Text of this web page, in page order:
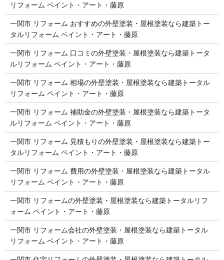
リフォーム ペイント・アート・藤原
一関市 リフォーム おすすめの外壁塗装・屋根塗装なら建築トー
タルリフォーム ペイント・アート・藤原
一関市 リフォーム 口コミの外壁塗装・屋根塗装なら建築トータ
ルリフォーム ペイント・アート・藤原
一関市 リフォーム 相場の外壁塗装・屋根塗装なら建築トータル
リフォーム ペイント・アート・藤原
一関市 リフォーム 補助金の外壁塗装・屋根塗装なら建築トータ
ルリフォーム ペイント・アート・藤原
一関市 リフォーム 見積もりの外壁塗装・屋根塗装なら建築トー
タルリフォーム ペイント・アート・藤原
一関市 リフォーム 費用の外壁塗装・屋根塗装なら建築トータル
リフォーム ペイント・アート・藤原
一関市 リフォームの外壁塗装・屋根塗装なら建築トータルリフ
ォーム ペイント・アート・藤原
一関市 リフォーム会社の外壁塗装・屋根塗装なら建築トータル
リフォーム ペイント・アート・藤原